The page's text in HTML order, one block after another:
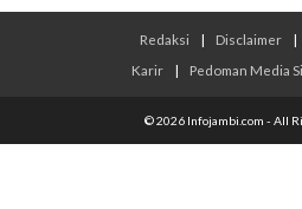
Redaksi | Disclaimer |
Karir
| Pedoman Media
© 2026 Infojambi.com - All